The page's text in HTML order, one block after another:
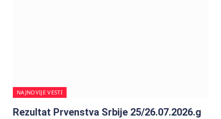
NAJNOVIJE VESTI
Rezultat Prvenstva Srbije 25/26.07.2026.g